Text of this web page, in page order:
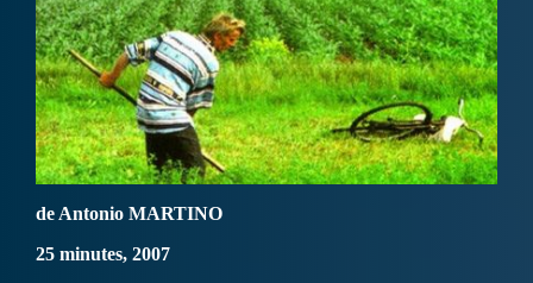
de Antonio MARTINO
25 minutes, 2007